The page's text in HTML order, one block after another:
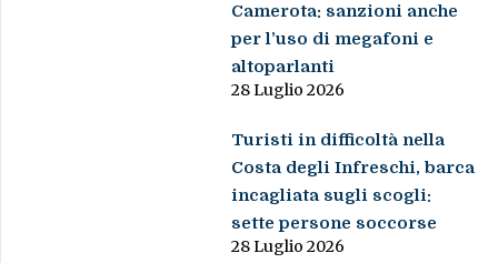
Camerota: sanzioni anche
per l’uso di megafoni e
altoparlanti
28 Luglio 2026
Turisti in difficoltà nella
Costa degli Infreschi, barca
incagliata sugli scogli:
sette persone soccorse
28 Luglio 2026